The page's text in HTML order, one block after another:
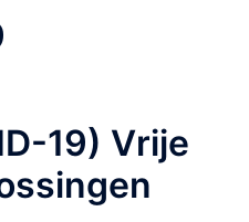
19) Vrije